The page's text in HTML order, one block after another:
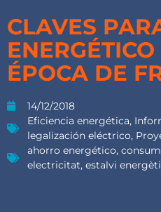
CLAVES
ÉPOCA DE
14/12/2018
Eficiencia energética,
legalización eléctrico,
ahorro energético,
electricitat, estalvi